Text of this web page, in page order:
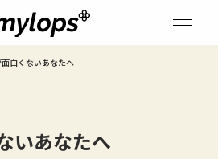
白くないあなたへ
いあなたへ